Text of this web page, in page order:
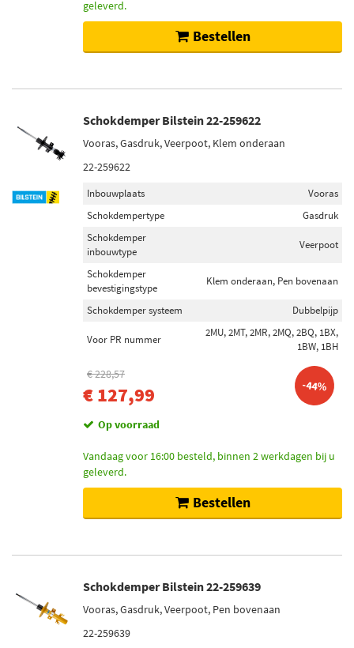
geleverd.
Bestellen
Schokdemper Bilstein 22-259622
Vooras, Gasdruk, Veerpoot, Klem onderaan
22-259622
Inbouwplaats
Vooras
Schokdempertype
Gasdruk
Schokdemper
inbouwtype
Veerpoot
Schokdemper
bevestigingstype
Klem onderaan, Pen bovenaan
Schokdemper systeem Dubbelpijp
Voor PR nummer
2MU, 2MT, 2MR, 2MQ, 2BQ, 1BX,
1BW, 1BH
€ 228,57
€ 127,99 -44%
Op voorraad
Vandaag voor 16:00 besteld, binnen 2 werkdagen bij u
geleverd.
Bestellen
Schokdemper Bilstein 22-259639
Vooras, Gasdruk, Veerpoot, Pen bovenaan
22-259639